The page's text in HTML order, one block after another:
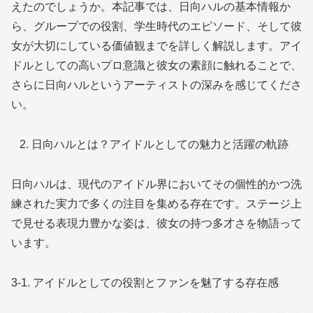
えたのでしょうか。本記事では、日向ハルの基本情報か
ら、グループでの役割、学生時代のエピソード、そして彼
女が大切にしている価値観までを詳しく解説します。アイ
ドルとしての高いプロ意識と彼女の素顔に触れることで、
さらに日向ハルというアーティストの深みを感じてくださ
い。
日向ハルとは？アイドルとしての魅力と活躍の軌跡
日向ハルは、現代のアイドル界においてその個性的かつ洗
練された実力で多くの注目を集める存在です。ステージ上
で見せる表現力豊かな姿は、彼女の持つ多才さを物語って
います。
3-1. アイドルとしての役割とファンを魅了する存在感